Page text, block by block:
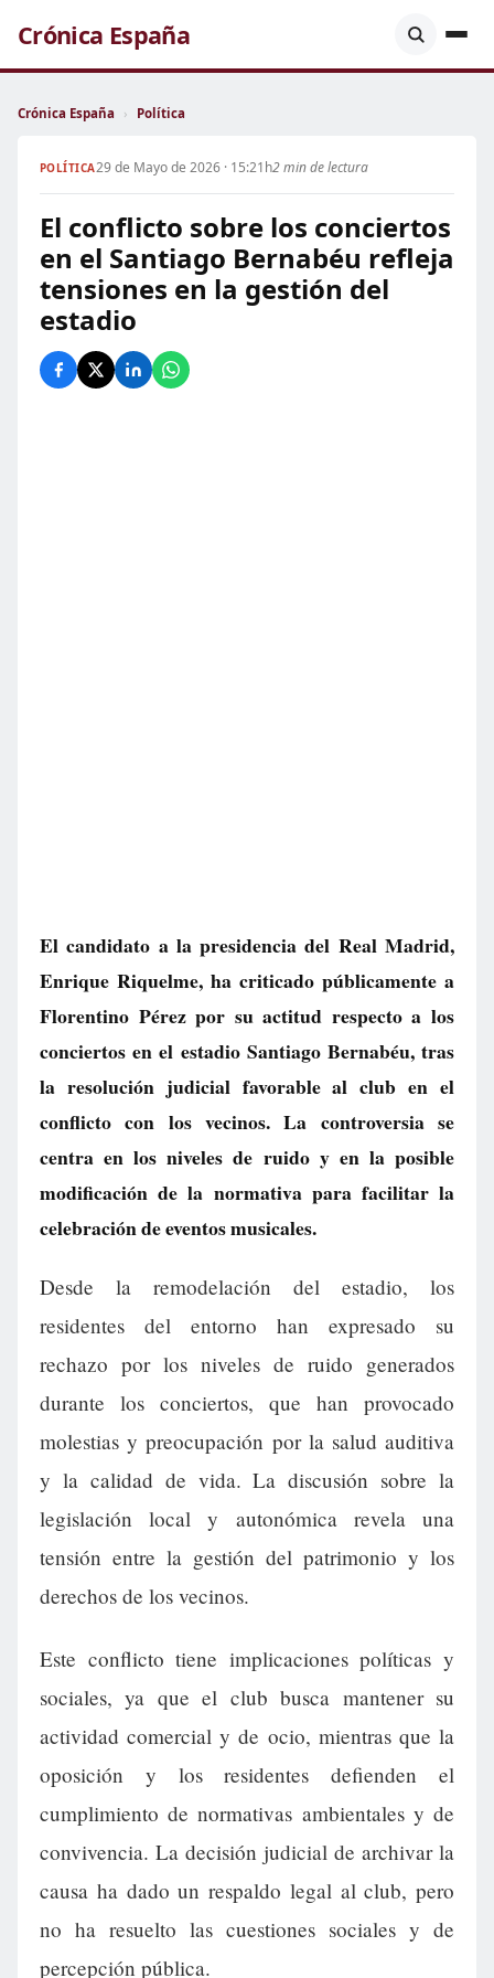
Crónica España
Crónica España › Política
POLÍTICA29 de Mayo de 2026 · 15:21h2 min de lectura
El conflicto sobre los conciertos
en el Santiago Bernabéu refleja
tensiones en la gestión del
estadio
El candidato a la presidencia del Real Madrid,
Enrique Riquelme, ha criticado públicamente a
Florentino Pérez por su actitud respecto a los
conciertos en el estadio Santiago Bernabéu, tras
la resolución judicial favorable al club en el
conflicto con los vecinos. La controversia se
centra en los niveles de ruido y en la posible
modificación de la normativa para facilitar la
celebración de eventos musicales.
Desde la remodelación del estadio, los
residentes del entorno han expresado su
rechazo por los niveles de ruido generados
durante los conciertos, que han provocado
molestias y preocupación por la salud auditiva
y la calidad de vida. La discusión sobre la
legislación local y autonómica revela una
tensión entre la gestión del patrimonio y los
derechos de los vecinos.
Este conflicto tiene implicaciones políticas y
sociales, ya que el club busca mantener su
actividad comercial y de ocio, mientras que la
oposición y los residentes defienden el
cumplimiento de normativas ambientales y de
convivencia. La decisión judicial de archivar la
causa ha dado un respaldo legal al club, pero
no ha resuelto las cuestiones sociales y de
percepción pública.